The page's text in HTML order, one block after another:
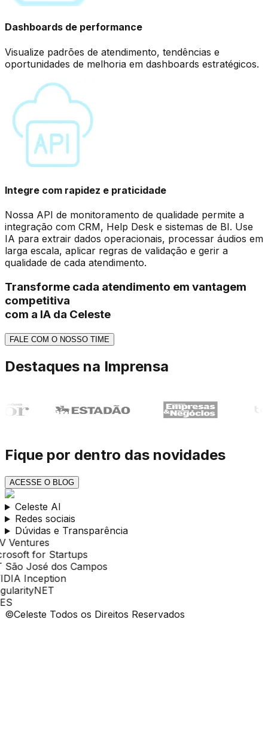
Dashboards de performance
Visualize padrões de atendimento, tendências e
oportunidades de melhoria em dashboards estratégicos.
Integre com rapidez e praticidade
Nossa API de monitoramento de qualidade permite a
integração com CRM, Help Desk e sistemas de BI. Use
IA para extrair dados operacionais, processar áudios em
larga escala, aplicar regras de validação e gerir a
qualidade de cada atendimento.
Transforme cada atendimento em vantagem
competitiva
com a IA da Celeste
FALE COM O NOSSO TIME
Destaques na Imprensa
Fique por dentro das novidades
ACESSE O BLOG
Celeste AI
Redes sociais
Dúvidas e Transparência
©Celeste Todos os Direitos Reservados